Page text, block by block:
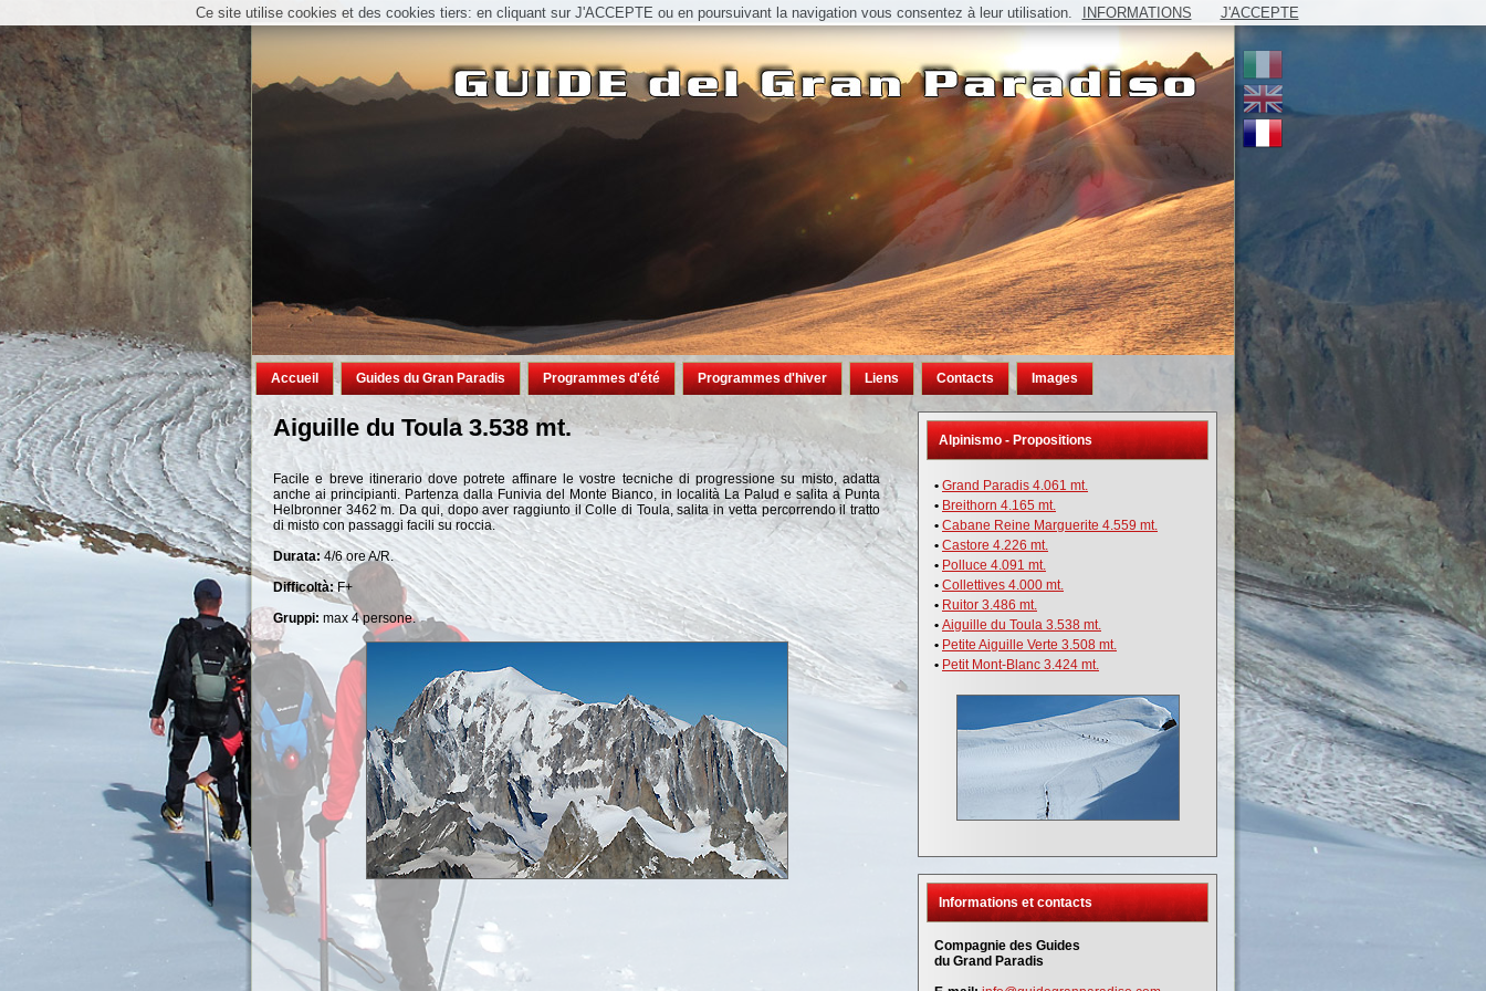
Accueil Guides du Gran Paradis Programmes d'été Programmes d'hiver Liens Contacts Images
Aiguille du Toula 3.538 mt.
Facile e breve itinerario dove potrete affinare le vostre tecniche di progressione su misto, adatta
anche ai principianti. Partenza dalla Funivia del Monte Bianco, in località La Palud e salita a Punta
Helbronner 3462 m. Da qui, dopo aver raggiunto il Colle di Toula, salita in vetta percorrendo il tratto
di misto con passaggi facili su roccia.
Durata:4/6 ore A/R.
Difficoltà:F+
Gruppi: max 4 persone.
Alpinismo - Propositions
• Grand Paradis 4.061 mt.
• Breithorn 4.165 mt.
• Cabane Reine Marguerite 4.559 mt.
• Castore 4.226 mt.
• Polluce 4.091 mt.
• Collettives 4.000 mt.
• Ruitor 3.486 mt.
• Aiguille du Toula 3.538 mt.
• Petite Aiguille Verte 3.508 mt.
• Petit Mont-Blanc 3.424 mt.
Informations et contacts
Compagnie des Guides
du Grand Paradis
Ce site utilise cookies et des cookies tiers: en cliquant sur J'ACCEPTE ou en poursuivant la navigation vous consentez à leur utilisation. INFORMATIONS J'ACCEPTE